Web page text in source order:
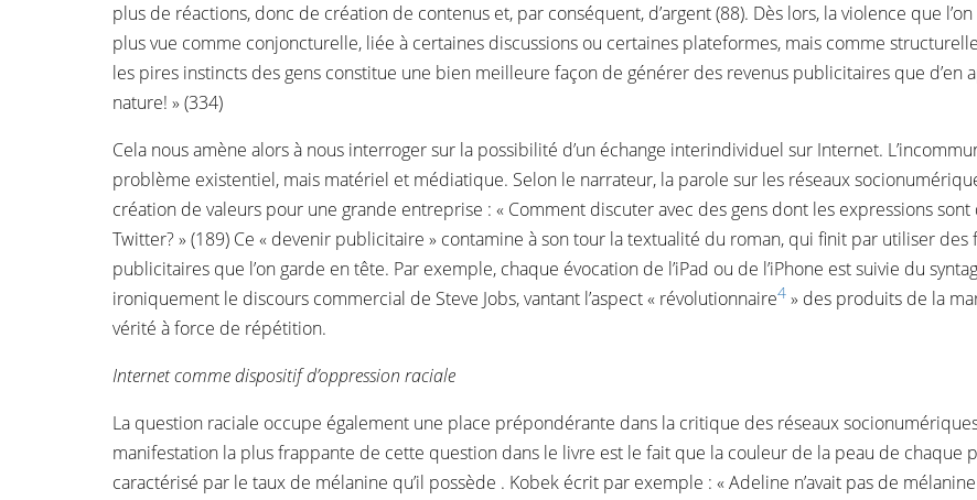
plus de réactions, donc de création de contenus et, par conséquent, d’argent (88). Dès lors, la violence que
plus vue comme conjoncturelle, liée à certaines discussions ou certaines plateformes, mais comme
les pires instincts des gens constitue une bien meilleure façon de générer des revenus publicitaires que d’en
nature! » (334)
Cela nous amène alors à nous interroger sur la possibilité d’un échange interindividuel sur Internet.
problème existentiel, mais matériel et médiatique. Selon le narrateur, la parole sur les réseaux
création de valeurs pour une grande entreprise : « Comment discuter avec des gens dont les expressions
Twitter? » (189) Ce « devenir publicitaire » contamine à son tour la textualité du roman, qui finit par utiliser
publicitaires que l’on garde en tête. Par exemple, chaque évocation de l’iPad ou de l’iPhone est suivie du
ironiquement le discours commercial de Steve Jobs, vantant l’aspect « révolutionnaire4 » des produits de la
vérité à force de répétition.
Internet comme dispositif d’oppression raciale
La question raciale occupe également une place prépondérante dans la critique des réseaux
manifestation la plus frappante de cette question dans le livre est le fait que la couleur de la peau de chaque
caractérisé par le taux de mélanine qu’il possède . Kobek écrit par exemple : « Adeline n’avait pas de